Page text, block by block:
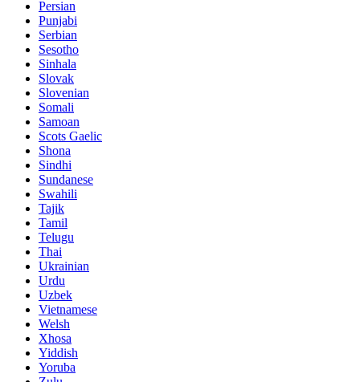
Persian
Punjabi
Serbian
Sesotho
Sinhala
Slovak
Slovenian
Somali
Samoan
Scots Gaelic
Shona
Sindhi
Sundanese
Swahili
Tajik
Tamil
Telugu
Thai
Ukrainian
Urdu
Uzbek
Vietnamese
Welsh
Xhosa
Yiddish
Yoruba